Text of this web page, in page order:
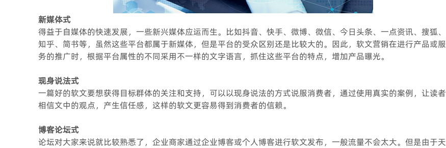
新媒体式
得益于自媒体的快速发展，一些新兴媒体应运而生。比如抖音、快手、微博、微信、今日头条、一点资讯、搜狐、
知乎、简书等，虽然这些平台都属于新媒体，但是平台的受众区别还是比较大的。因此，软文营销在进行产品或服
务的推广时，根据平台属性的不同采用不一样的文字语言，抓住这些平台的特点，增加产品曝光。
现身说法式
一篇好的软文要想获得目标群体的关注和支持，可以以现身说法的方式说服消费者，通过使用真实的案例，让读者
相信文中的观点，产生信任感，这样的软文更容易得到消费者的信赖。
博客论坛式
论坛对大家来说就比较熟悉了，企业商家通过企业博客或个人博客进行软文发布，一般流量不会太大。但是由于天